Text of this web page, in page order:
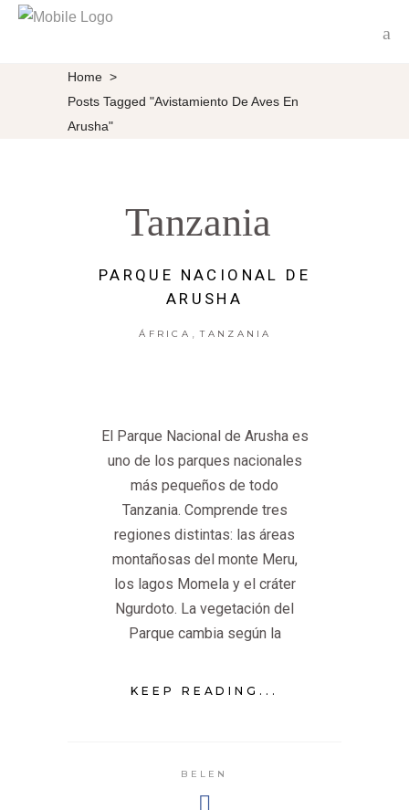
Home >
Posts Tagged "avistamiento De Aves En
Arusha"
Tanzania
PARQUE NACIONAL DE
ARUSHA
ÁFRICA TANZANIA
El Parque Nacional de Arusha es
uno de los parques nacionales
más pequeños de todo
Tanzania. Comprende tres
regiones distintas: las áreas
montañosas del monte Meru,
los lagos Momela y el cráter
Ngurdoto. La vegetación del
Parque cambia según la
KEEP READING...
BELEN